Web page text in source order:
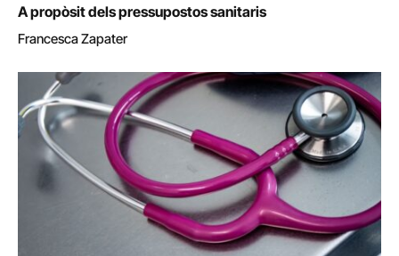
A propòsit dels pressupostos sanitaris
Francesca Zapater